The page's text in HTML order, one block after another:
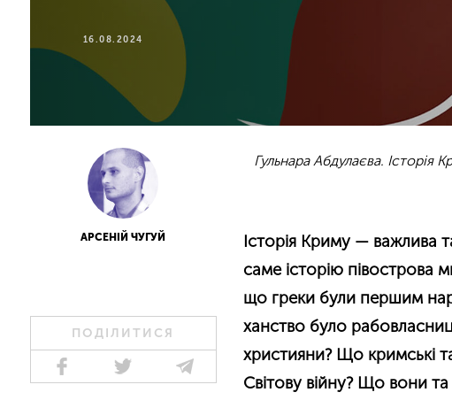
16.08.2024
АРСЕНІЙ ЧУГУЙ
ПОДІЛИТИСЯ
Гульнара Абдулаєва. Історія
Історія Криму — важлива
саме історію півострова
що греки були першим
ханство було
християни? Що кримські
Світову війну? Що вони